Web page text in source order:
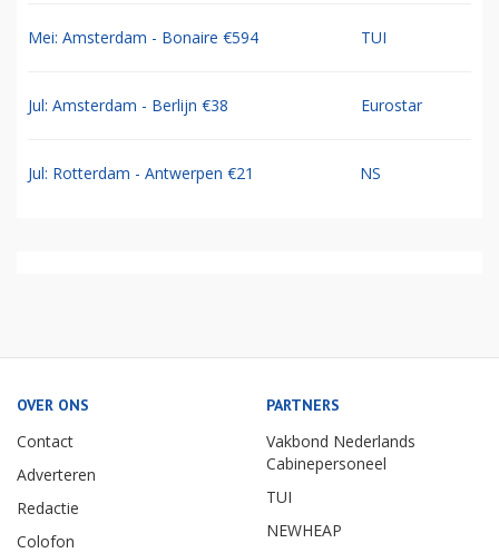
Mei: Amsterdam - Bonaire €594 TUI
Jul: Amsterdam - Berlijn €38 Eurostar
Jul: Rotterdam - Antwerpen €21 NS
OVER ONS
Contact
Adverteren
Redactie
Colofon
PARTNERS
Vakbond Nederlands
Cabinepersoneel
TUI
NEWHEAP